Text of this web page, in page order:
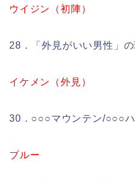
ウイジン（初陣）
28．「外見がいい男性」
イケメン（外見）
30．○○○マウンテン/○○○
ブルー